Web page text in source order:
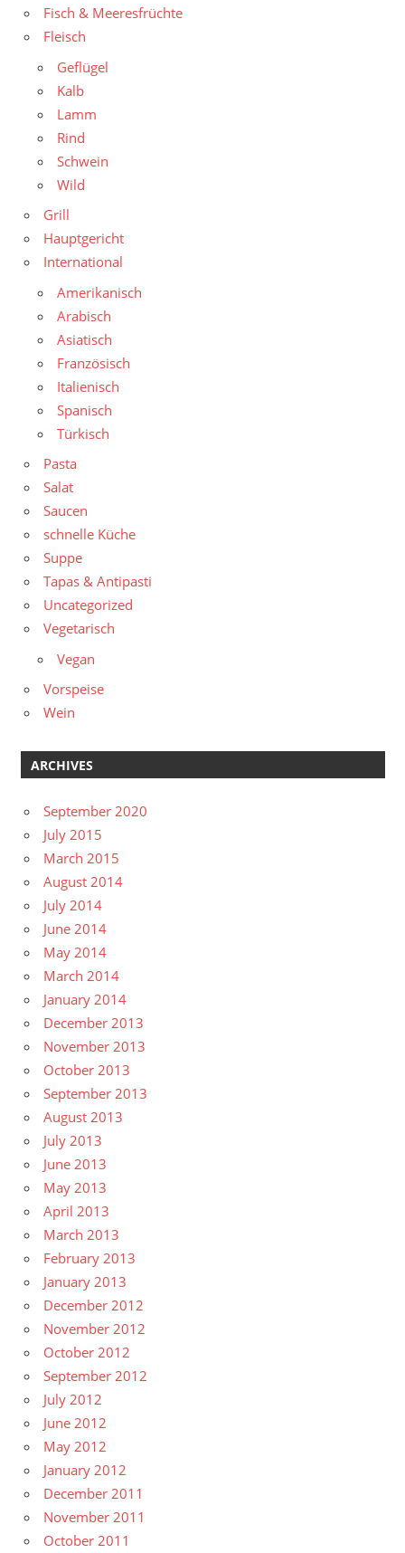
Fisch & Meeresfrüchte
Fleisch
Geflügel
Kalb
Lamm
Rind
Schwein
Wild
Grill
Hauptgericht
International
Amerikanisch
Arabisch
Asiatisch
Französisch
Italienisch
Spanisch
Türkisch
Pasta
Salat
Saucen
schnelle Küche
Suppe
Tapas & Antipasti
Uncategorized
Vegetarisch
Vegan
Vorspeise
Wein
ARCHIVES
September 2020
July 2015
March 2015
August 2014
July 2014
June 2014
May 2014
March 2014
January 2014
December 2013
November 2013
October 2013
September 2013
August 2013
July 2013
June 2013
May 2013
April 2013
March 2013
February 2013
January 2013
December 2012
November 2012
October 2012
September 2012
July 2012
June 2012
May 2012
January 2012
December 2011
November 2011
October 2011